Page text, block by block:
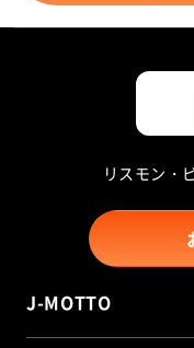
リスモン・
J-MOTTO